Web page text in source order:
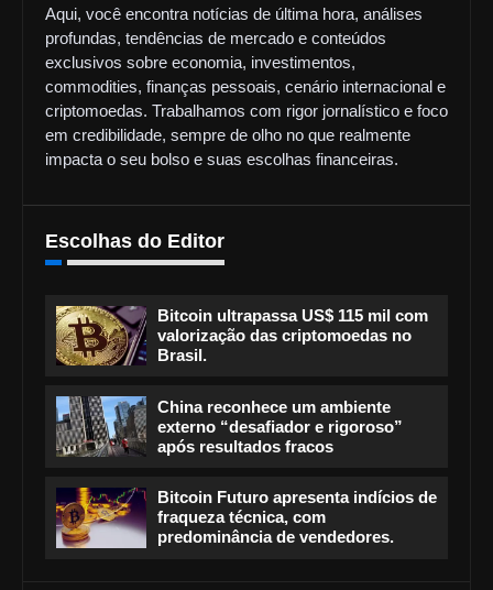
Aqui, você encontra notícias de última hora, análises
profundas, tendências de mercado e conteúdos
exclusivos sobre economia, investimentos,
commodities, finanças pessoais, cenário internacional e
criptomoedas. Trabalhamos com rigor jornalístico e foco
em credibilidade, sempre de olho no que realmente
impacta o seu bolso e suas escolhas financeiras.
Escolhas do Editor
Bitcoin ultrapassa US$ 115 mil com
valorização das criptomoedas no
Brasil.
China reconhece um ambiente
externo “desafiador e rigoroso”
após resultados fracos
Bitcoin Futuro apresenta indícios de
fraqueza técnica, com
predominância de vendedores.